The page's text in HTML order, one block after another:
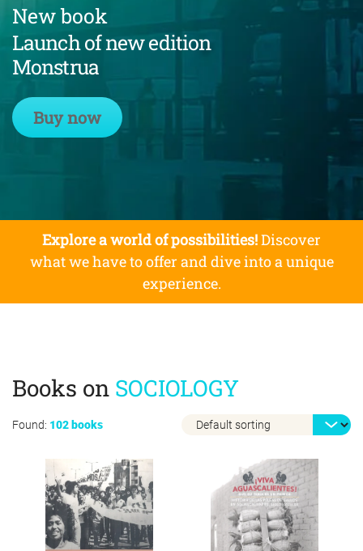
New book
Launch of new edition
Monstrua
Buy now
Explore a world of possibilities!Discover
what we have to offer and dive into a unique
experience.
Found: 102 books
Books on SOCIOLOGY